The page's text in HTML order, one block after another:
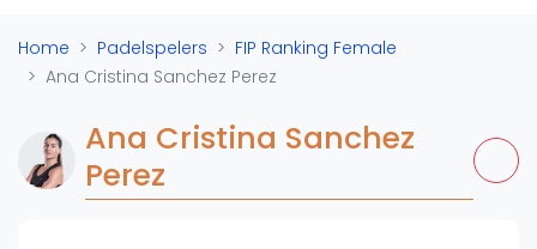
Banenbouwers
Overige categorien
Reserveringssystemen
Padelscholen
Toevoegen data
Home Padelspelers
FIP Ranking Female
Ana Cristina Sanchez Perez
Ana Cristina Sanchez
Perez